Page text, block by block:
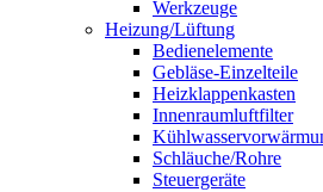
Werkzeuge
Heizung/Lüftung
Bedienelemente
Gebläse-Einzelteile
Heizklappenkasten
Innenraumluftfilter
Schläuche/Rohre
Steuergeräte